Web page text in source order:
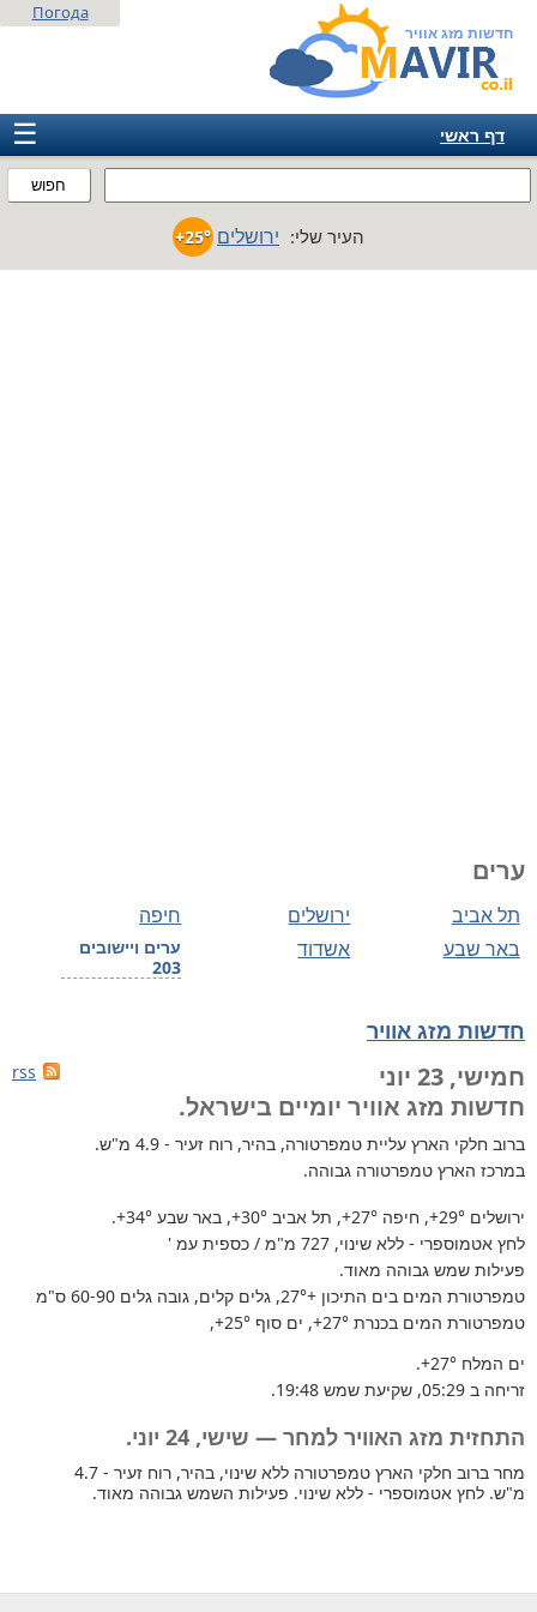
חדשות מזג אוויר
חפוש
Погода
☰
דף ראשי
אמריקה
העיר שלי: ירושלים +25°
ערים
חיפה ירושלים תל אביב
ערים ויישובים
203
אשדוד באר שבע
חדשות מזג אוויר
rss
חמישי, 23 יוני
חדשות מזג אוויר יומיים בישראל.
ברוב חלקי הארץ עליית טמפרטורה, בהיר, רוח זעיר - 4.9 מ"ש.
במרכז הארץ טמפרטורה גבוהה.
ירושלים +29°, חיפה +27°, תל אביב +30°, באר שבע +34°
.
לחץ אטמוספרי - ללא שינוי, 727 מ"מ / כספית עמ '
פעילות שמש גבוהה מאוד.
טמפרטורת המים בים התיכון +27°
, גלים קלים, גובה גלים 60-90 ס"מ
טמפרטורת המים בכנרת +27°, ים סוף +25°
,
ים המלח +27°
.
זריחה ב 05:29, שקיעת שמש 19:48.
התחזית מזג האוויר למחר — שישי, 24 יוני.
מחר ברוב חלקי הארץ טמפרטורה ללא שינוי, בהיר, רוח זעיר - 4.7
מ"ש. לחץ אטמוספרי - ללא שינוי. פעילות השמש גבוהה מאוד.